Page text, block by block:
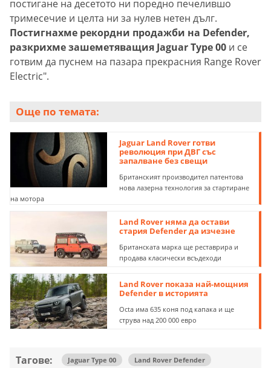
постигане на десетото ни поредно печелившо
тримесечие и целта ни за нулев нетен дълг.
Постигнахме рекордни продажби на Defender,
разкрихме зашеметяващия Jaguar Type 00 и се
готвим да пуснем на пазара прекрасния Range Rover
Electric".
Още по темата:
Jaguar Land Rover готви
революция при ДВГ със
запалване без свещи
Британският производител патентова
нова лазерна технология за стартиране
на мотора
Land Rover няма да остави
стария Defender да изчезне
Британската марка ще реставрира и
продава класически всъдеходи
Land Rover показа най-мощния
Defender в историята
Octa има 635 коня под капака и ще
струва над 200 000 евро
Тагове: Jaguar Type 00
Land Rover Defender